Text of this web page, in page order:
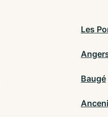
Les
Baugé